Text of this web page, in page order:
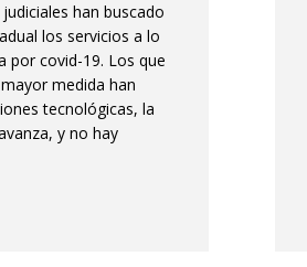
han buscado
los servicios a lo
por covid-19. Los que
medida han
tecnológicas, la
y no hay